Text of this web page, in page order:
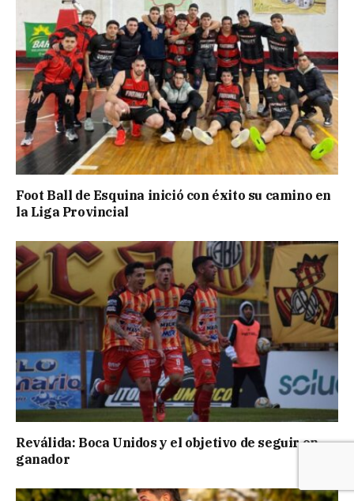
Foot Ball de Esquina inició con éxito su camino en
la Liga Provincial
Reválida: Boca Unidos y el objetivo de seguir en
ganador